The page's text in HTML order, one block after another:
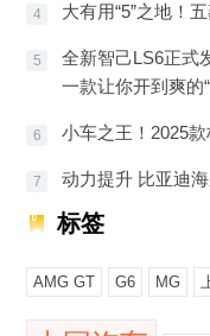
4 大有用“5”之地！
5
全新智己LS6正式
一款让你开到爽的
6 小车之王！2025
7 动力提升 比亚迪
标签
AMG GT G6 MG